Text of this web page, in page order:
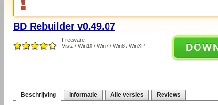
BD Rebuilder v0.49.07
Freeware
Vista / Win10 / Win7 / Win8 / WinXP
Beschrijving Informatie Alle versies Reviews